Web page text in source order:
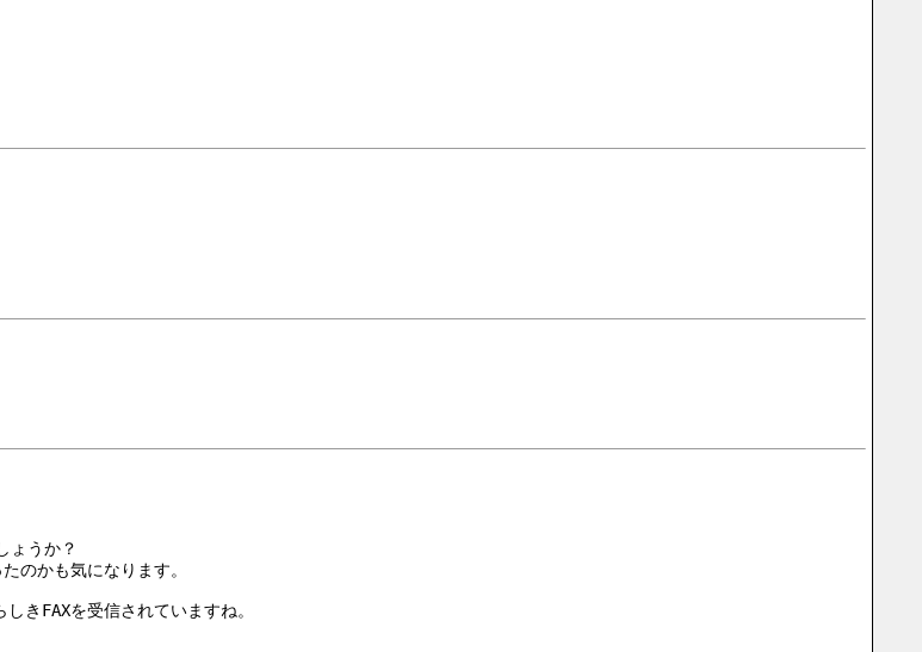
ょうか？
のかも気になります。
きFAXを受信されていますね。